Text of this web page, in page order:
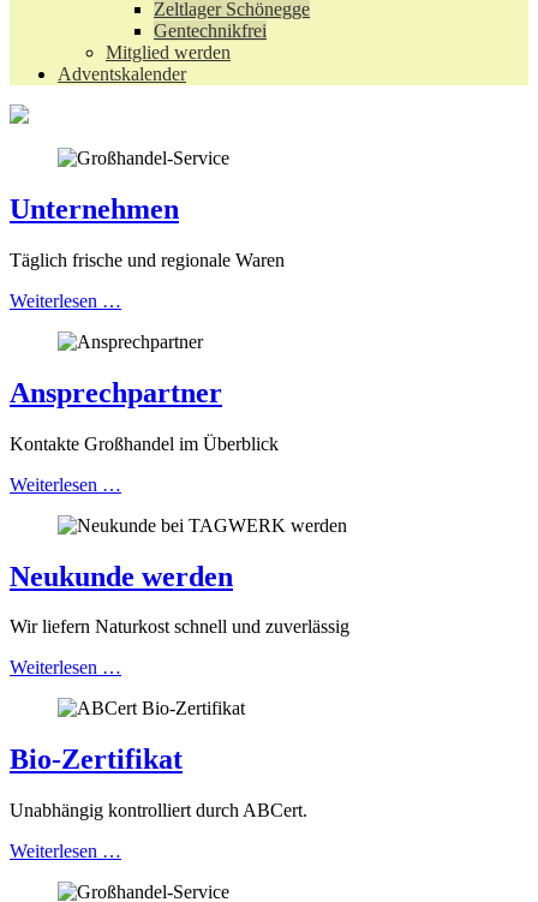
Zeltlager Schönegge
Gentechnikfrei
Mitglied werden
Adventskalender
Unternehmen
Täglich frische und regionale Waren
Weiterlesen …
Ansprechpartner
Kontakte Großhandel im Überblick
Weiterlesen …
Neukunde werden
Wir liefern Naturkost schnell und zuverlässig
Weiterlesen …
Bio-Zertifikat
Unabhängig kontrolliert durch ABCert.
Weiterlesen …